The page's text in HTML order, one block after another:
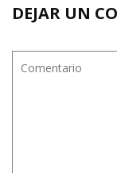
DEJAR UN